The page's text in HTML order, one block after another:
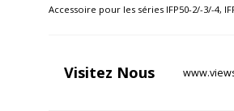
Accessoire pour les séries IFP50-2/-3/-4,
Visitez Nous